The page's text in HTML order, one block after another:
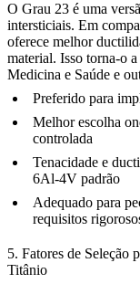
O Grau 23 é uma
intersticiais. Em
oferece melhor
material. Isso torna-o
Medicina e Saúde e
Preferido para
Melhor escolha
controlada
Tenacidade e
6Al-4V padrão
Adequado para
requisitos
5. Fatores de Seleção
Titânio